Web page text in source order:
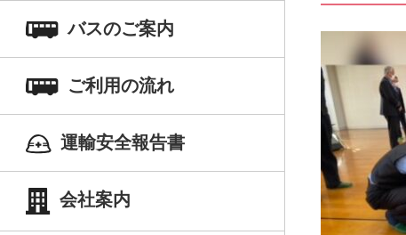
バスのご案内
ご利用の流れ
運輸安全報告書
会社案内